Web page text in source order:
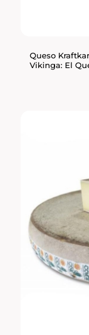
Queso
Vikinga: El